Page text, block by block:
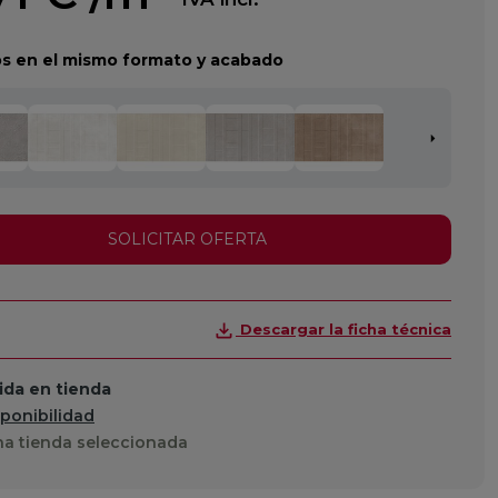
en el mismo formato y acabado
SOLICITAR OFERTA
Descargar la ficha técnica
en tienda
tienda seleccionada